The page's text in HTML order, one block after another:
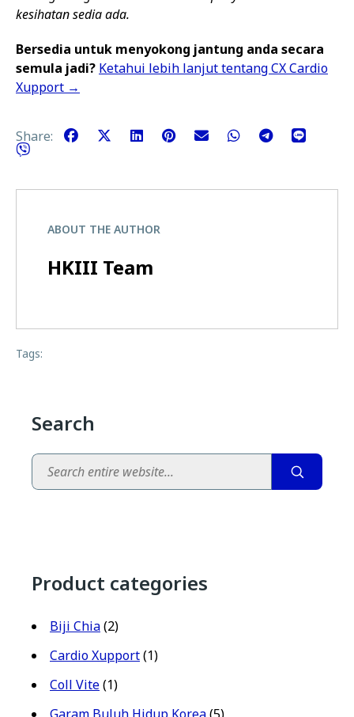
kesihatan sedia ada.
Bersedia untuk menyokong jantung anda secara
semula jadi? Ketahui lebih lanjut tentang CX Cardio
Xupport →
Share:
ABOUT THE AUTHOR
HKIII Team
Tags:
Search
Search
Product categories
Biji Chia(2)
Cardio Xupport(1)
Coll Vite(1)